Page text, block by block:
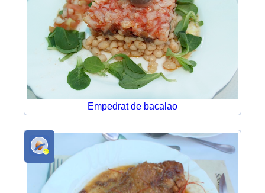
Empedrat de bacalao